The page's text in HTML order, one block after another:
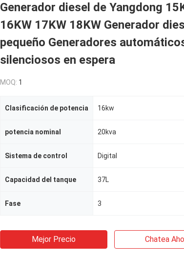
Generador diesel de Yangdong
16KW 17KW 18KW Generador
pequeño Generadores
silenciosos en espera
MOQ: 1
Clasificación de potencia 16kw
potencia nominal 20kva
Sistema de control Digital
Capacidad del tanque 37L
Fase 3
Mejor Precio Chatea